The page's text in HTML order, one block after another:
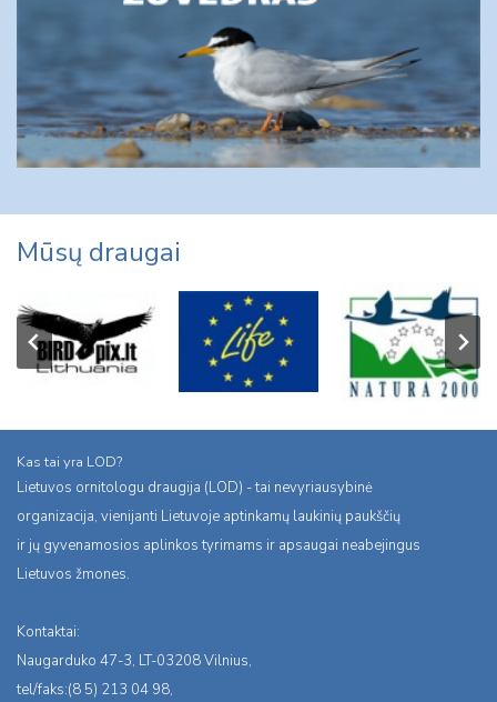
Mūsų draugai
Kas tai yra LOD?
Lietuvos ornitologu draugija (LOD) - tai nevyriausybinė
organizacija, vienijanti Lietuvoje aptinkamų laukinių paukščių
ir jų gyvenamosios aplinkos tyrimams ir apsaugai neabejingus
Lietuvos žmones.
Kontaktai:
Naugarduko 47-3, LT-03208 Vilnius,
tel/faks:(8 5) 213 04 98,